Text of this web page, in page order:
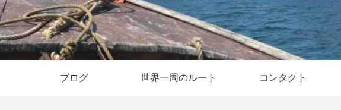
ブログ 世界一周のルート コンタクト